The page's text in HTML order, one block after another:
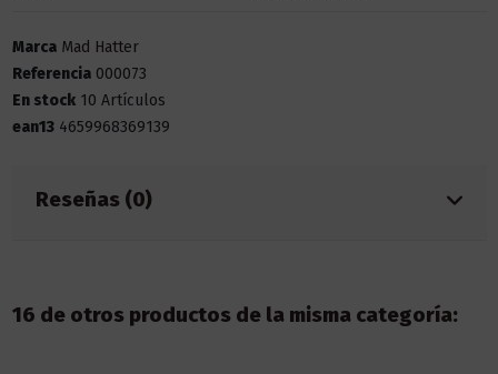
Marca Mad Hatter
Referencia 000073
En stock 10 Artículos
ean13 4659968369139
Reseñas (0)
16 de otros productos de la misma categoría: